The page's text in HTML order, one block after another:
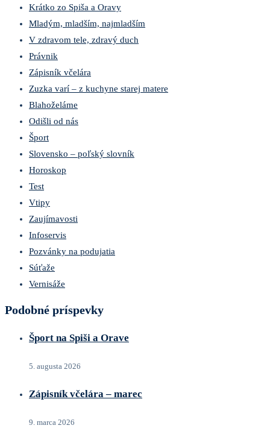
Krátko zo Spiša a Oravy
Mladým, mladším, najmladším
V zdravom tele, zdravý duch
Právnik
Zápisník včelára
Zuzka varí – z kuchyne starej matere
Blahoželáme
Odišli od nás
Šport
Slovensko – poľský slovník
Horoskop
Test
Vtipy
Zaujímavosti
Infoservis
Pozvánky na podujatia
Súťaže
Vernisáže
Podobné príspevky
Šport na Spiši a Orave
5. augusta 2026
Zápisník včelára – marec
9. marca 2026